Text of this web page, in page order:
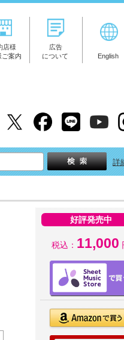
店様
ご案内
広告
について
English
詳
好評発売中
税込： 11,000